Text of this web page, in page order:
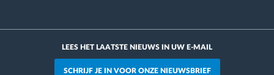
LEES HET LAATSTE NIEUWS IN UW E-MAIL
SCHRIJF JE IN VOOR ONZE NIEUWSBRIEF